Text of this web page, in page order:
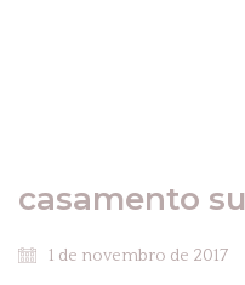
casamento
1 de novembro de 2017